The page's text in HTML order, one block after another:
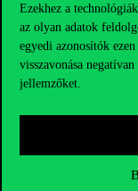
Ezekhez a
az olyan adatok
egyedi azonosítók
visszavonása
jellemzőket.